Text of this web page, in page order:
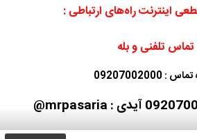
اینترنت راه‌های ارتباطی :
تماس تلفنی و بله
: 09207002000
آیدی : mrpasaria@